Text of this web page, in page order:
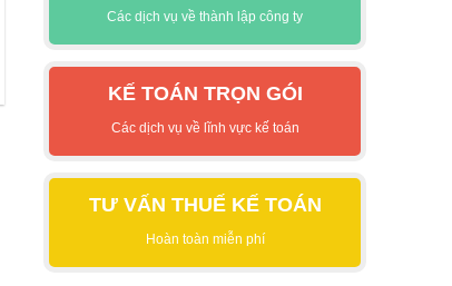
Các dịch vụ về thành lập công ty
KẾ TOÁN TRỌN GÓI
Các dịch vụ về lĩnh vực kế toán
TƯ VẤN THUẾ KẾ TOÁN
Hoàn toàn miễn phí